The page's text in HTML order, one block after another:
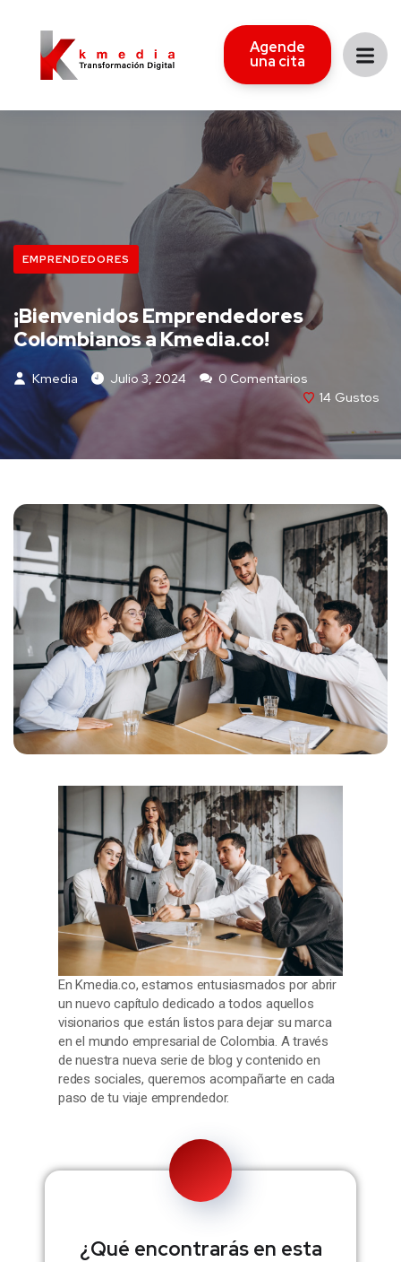
Agende
una cita
EMPRENDEDORES
¡Bienvenidos Emprendedores
Colombianos a Kmedia.co!
Kmedia Julio 3, 2024
0 Comentarios
14 Gustos
En Kmedia.co, estamos entusiasmados por abrir
un nuevo capítulo dedicado a todos aquellos
visionarios que están listos para dejar su marca
en el mundo empresarial de Colombia. A través
de nuestra nueva serie de blog y contenido en
redes sociales, queremos acompañarte en cada
paso de tu viaje emprendedor.
¿Qué encontrarás en esta